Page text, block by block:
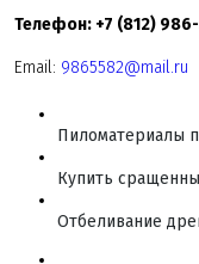
Телефон: +7 (812)
Email: 9865582@mail.ru
Пиломатериалы
Купить
Отбеливание